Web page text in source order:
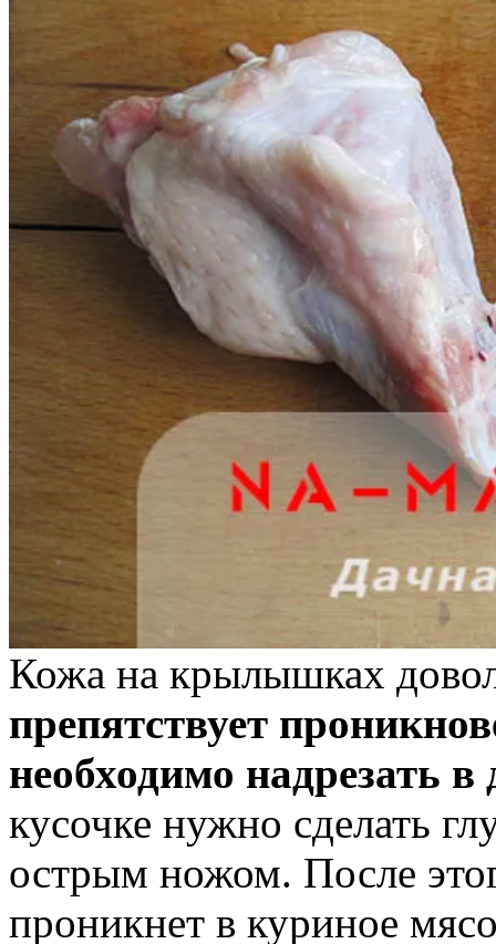
Кожа на крылышках
препятствует
необходимо надрезать
кусочке нужно сделать
острым ножом. После
проникнет в куриное